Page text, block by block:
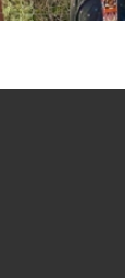
Projeto: